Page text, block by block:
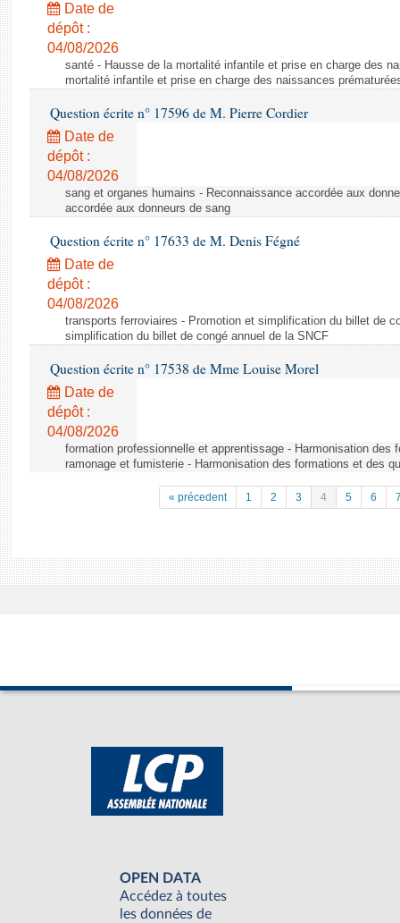
Date de
dépôt :
04/08/2026
santé - Hausse de la mortalité infantile et prise en charge des
mortalité infantile et prise en charge des naissances
Question écrite n° 17596 de M. Pierre Cordier
Date de
dépôt :
04/08/2026
sang et organes humains - Reconnaissance accordée aux
accordée aux donneurs de sang
Question écrite n° 17633 de M. Denis Fégné
Date de
dépôt :
04/08/2026
transports ferroviaires - Promotion et simplification du billet de
simplification du billet de congé annuel de la SNCF
Question écrite n° 17538 de Mme Louise Morel
Date de
dépôt :
04/08/2026
formation professionnelle et apprentissage - Harmonisation des
ramonage et fumisterie - Harmonisation des formations et des
« précedent 1 2 3 4 5 6
OPEN DATA
Accédez à toutes
les données de